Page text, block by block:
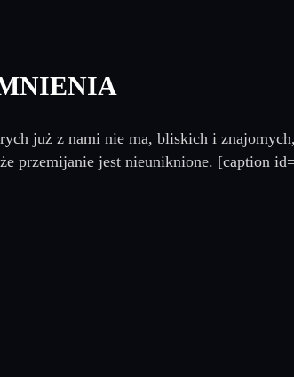
już z nami nie ma, bliskich i
przemijanie jest nieuniknione. [caption